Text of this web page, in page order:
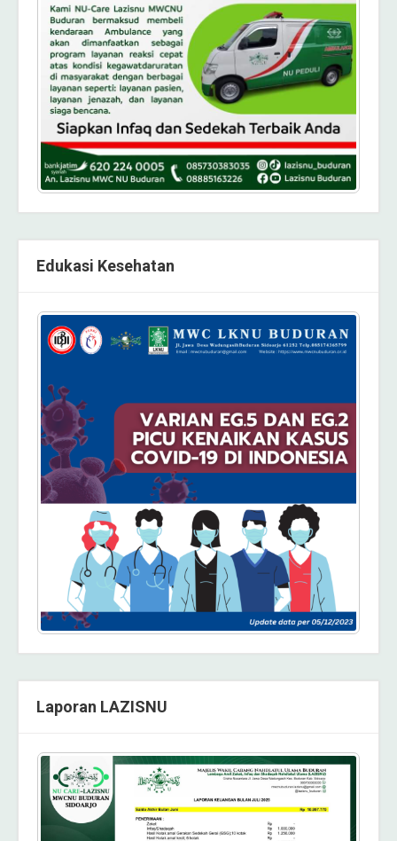
Edukasi Kesehatan
Laporan LAZISNU